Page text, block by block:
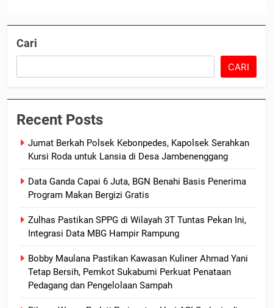
Cari
CARI
Recent Posts
Jumat Berkah Polsek Kebonpedes, Kapolsek Serahkan
Kursi Roda untuk Lansia di Desa Jambenenggang
Data Ganda Capai 6 Juta, BGN Benahi Basis Penerima
Program Makan Bergizi Gratis
Zulhas Pastikan SPPG di Wilayah 3T Tuntas Pekan Ini,
Integrasi Data MBG Hampir Rampung
Bobby Maulana Pastikan Kawasan Kuliner Ahmad Yani
Tetap Bersih, Pemkot Sukabumi Perkuat Penataan
Pedagang dan Pengelolaan Sampah